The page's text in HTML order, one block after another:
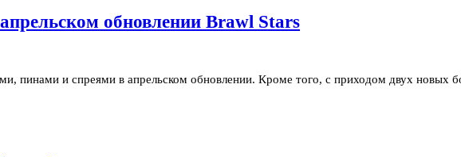
обновлении Brawl Stars
пинами и спреями в апрельском обновлении. Кроме того, с приходом двух новых